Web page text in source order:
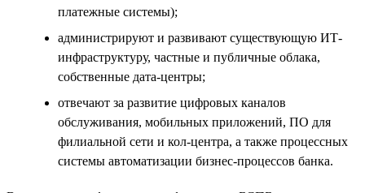
платежные системы);
администрируют и развивают существующую ИТ-
инфраструктуру, частные и публичные облака,
собственные дата-центры;
отвечают за развитие цифровых каналов
обслуживания, мобильных приложений, ПО для
филиальной сети и кол-центра, а также процессных
системы автоматизации бизнес-процессов банка.